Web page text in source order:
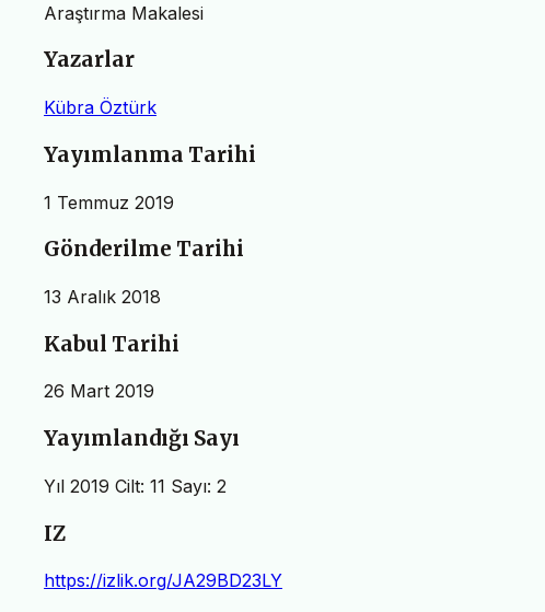
Araştırma Makalesi
Yazarlar
Kübra Öztürk
Yayımlanma Tarihi
1 Temmuz 2019
Gönderilme Tarihi
13 Aralık 2018
Kabul Tarihi
26 Mart 2019
Yayımlandığı Sayı
Yıl 2019 Cilt: 11 Sayı: 2
IZ
https://izlik.org/JA29BD23LY